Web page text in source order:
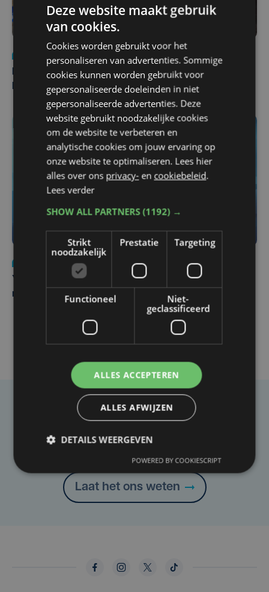
di 4 augustus | 09:32
Man en vrouw dood aangetroffen in woning in Sint-
Pieters Brugge
do 6 augustus | 21:30
Yaro (19), slachtoffer van vechtpartij, is na
maandenlange coma overleden
Taalfout opgemerkt?
Heb je een taal- of schrijffout opgemerkt in dit
Laat het ons weten
Deze website maakt gebruik
van cookies.
Cookies worden gebruikt voor het
personaliseren van advertenties. Sommige
cookies kunnen worden gebruikt voor
gepersonaliseerde doeleinden in niet
gepersonaliseerde advertenties. Deze
website gebruikt noodzakelijke cookies
om de website te verbeteren en
analytische cookies om jouw ervaring op
onze website te optimaliseren. Lees hier
alles over ons privacy- en cookiebeleid.
Lees verder
SHOW ALL PARTNERS(1192) →
Strikt
noodzakelijk
Prestatie Targeting
Functioneel
Niet-
geclassificeerd
ALLES ACCEPTEREN
ALLES AFWIJZEN
DETAILS WEERGEVEN
POWERED BY COOKIESCRIPT